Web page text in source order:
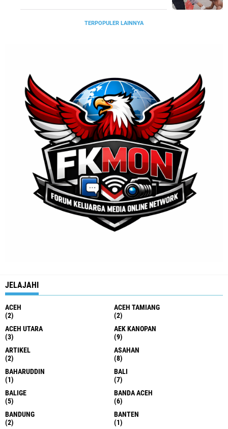
TERPOPULER LAINNYA
JELAJAHI
ACEH
(2)
ACEH TAMIANG
(2)
ACEH UTARA
(3)
AEK KANOPAN
(9)
ARTIKEL
(2)
ASAHAN
(8)
BAHARUDDIN
(1)
BALI
(7)
BALIGE
(5)
BANDA ACEH
(6)
BANDUNG
(2)
BANTEN
(1)